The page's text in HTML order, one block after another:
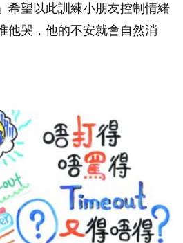
希望以此訓練小朋友控制情緒
他哭，他的不安就會自然消